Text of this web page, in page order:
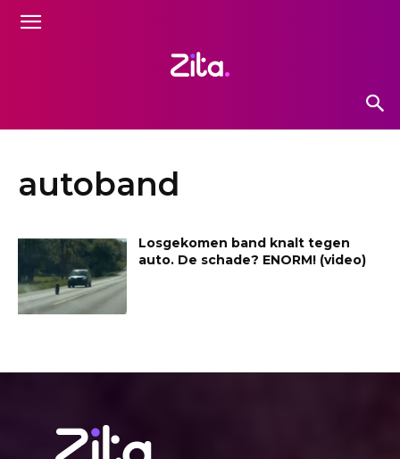
autoband
Losgekomen band knalt tegen
auto. De schade? ENORM! (video)